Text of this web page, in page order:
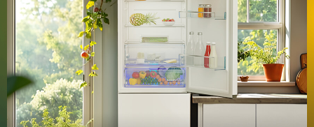
Малая бытовая техника
Климатическая техника
Сравнить